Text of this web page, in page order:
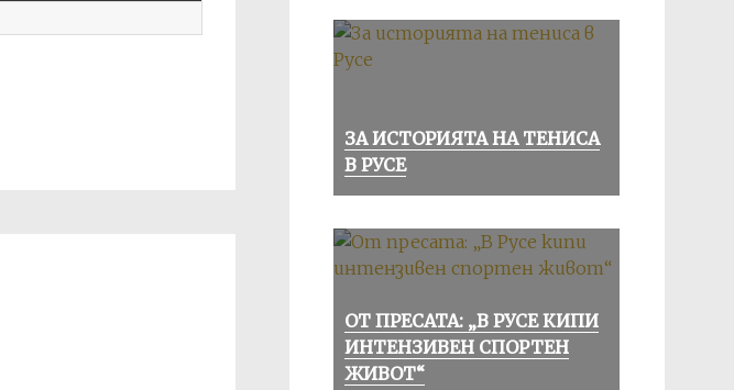
ЗА ИСТОРИЯТА НА ТЕНИСА
В РУСЕ
ОТ ПРЕСАТА: „В РУСЕ КИПИ
ИНТЕНЗИВЕН СПОРТЕН
ЖИВОТ“